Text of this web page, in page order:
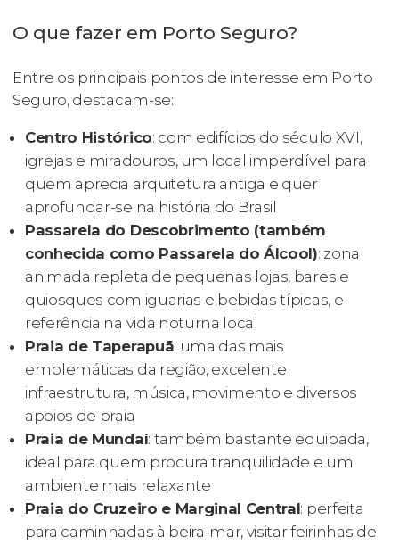
O que fazer em Porto Seguro?
Entre os principais pontos de interesse em Porto
Seguro, destacam-se:
Centro Histórico: com edifícios do século XVI,
igrejas e miradouros, um local imperdível para
quem aprecia arquitetura antiga e quer
aprofundar-se na história do Brasil
Passarela do Descobrimento (também
conhecida como Passarela do Álcool): zona
animada repleta de pequenas lojas, bares e
quiosques com iguarias e bebidas típicas, e
referência na vida noturna local
Praia de Taperapuã: uma das mais
emblemáticas da região, excelente
infraestrutura, música, movimento e diversos
apoios de praia
Praia de Mundaí: também bastante equipada,
ideal para quem procura tranquilidade e um
ambiente mais relaxante
Praia do Cruzeiro e Marginal Central: perfeita
para caminhadas à beira-mar, visitar feirinhas de